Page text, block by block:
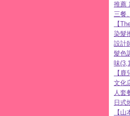
推薦
三餐
【
染髮
設計
髮色
味
【
文化
人套
日式
【